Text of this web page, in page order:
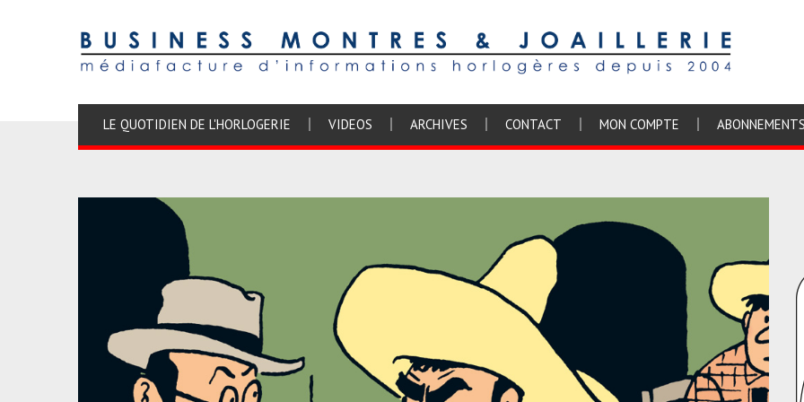
LE QUOTIDIEN DE L'HORLOGERIE VIDEOS ARCHIVES CONTACT MON COMPTE